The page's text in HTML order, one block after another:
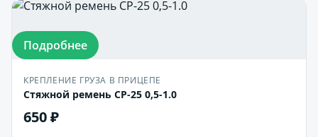
Подробнее
КРЕПЛЕНИЕ ГРУЗА В ПРИЦЕПЕ
Стяжной ремень СР-25 0,5-1.0
650 ₽